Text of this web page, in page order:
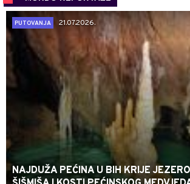
PUTOVANJA
21.07.2026.
NAJDUŽA PEĆINA U BIH KRIJE